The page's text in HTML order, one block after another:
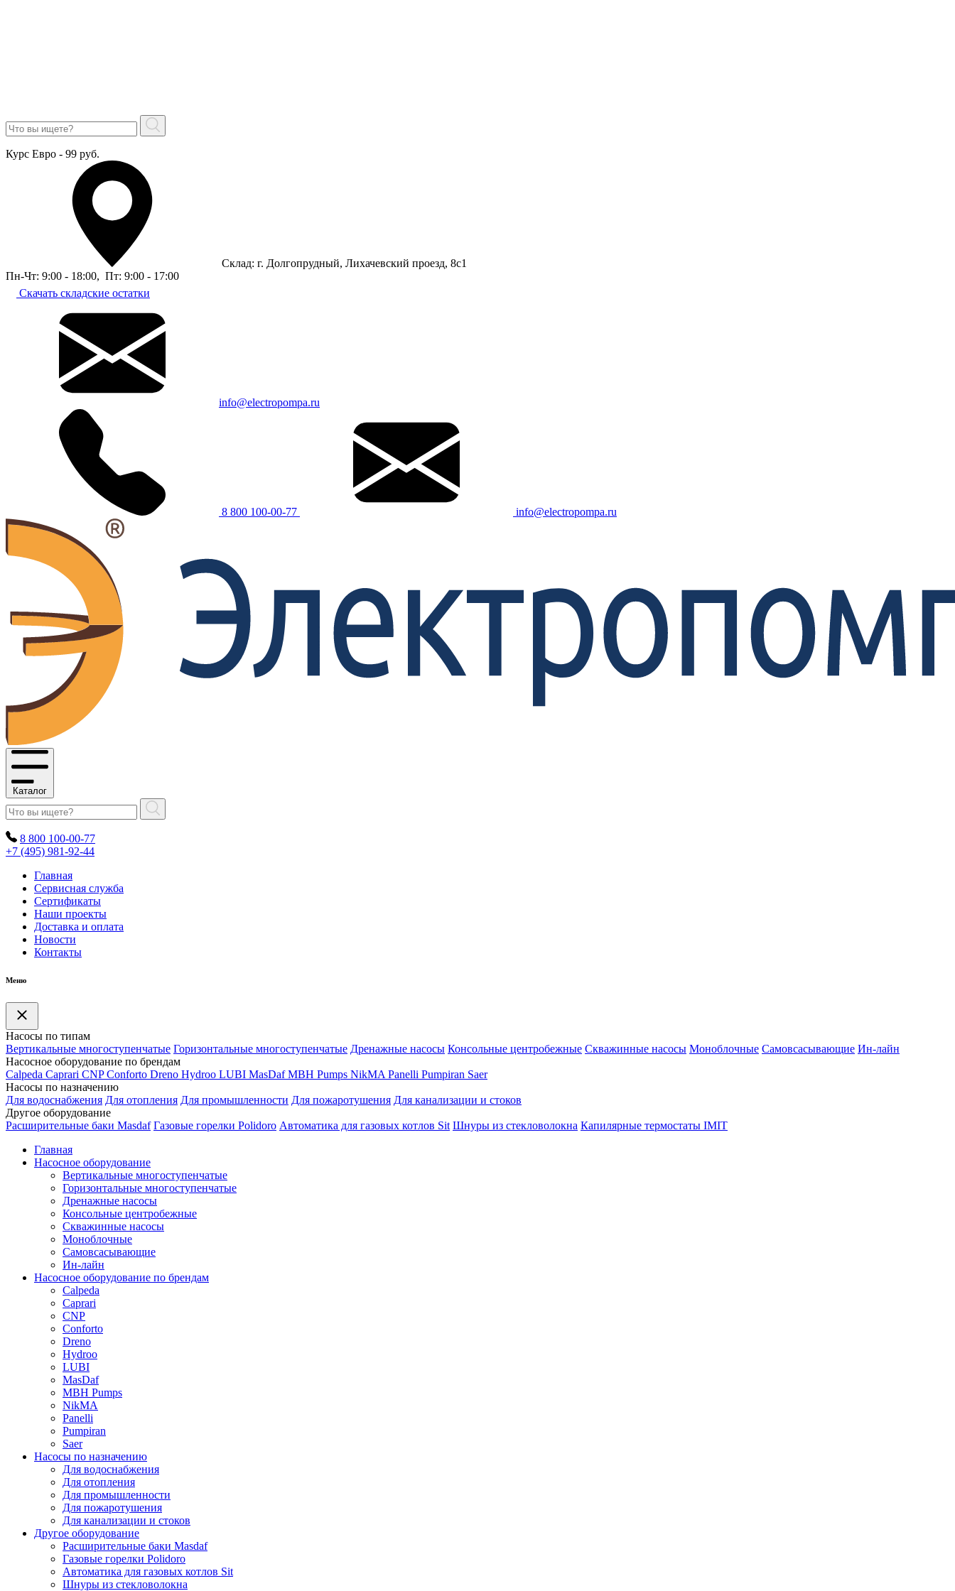
Курс Евро - 99 руб.
Склад: г. Долгопрудный, Лихачевский проезд, 8c1
Пн-Чт: 9:00 - 18:00, Пт: 9:00 - 17:00
Скачать складские остатки
info@electropompa.ru
8 800 100-00-77 info@electropompa.ru
Каталог
8 800 100-00-77
+7 (495) 981-92-44
Главная
Сервисная служба
Сертификаты
Наши проекты
Доставка и оплата
Новости
Контакты
Меню
Насосы по типам
Вертикальные многоступенчатые Горизонтальные многоступенчатые Дренажные насосы Консольные центробежные Скважинные насосы Моноблочные Самовсасывающие Ин-лайн
Насосное оборудование по брендам
Calpeda Caprari CNP Conforto Dreno Hydroo LUBI MasDaf MBH Pumps NikMA Panelli Pumpiran Saer
Насосы по назначению
Для водоснабжения Для отопления Для промышленности Для пожаротушения Для канализации и стоков
Другое оборудование
Расширительные баки Masdaf Газовые горелки Polidoro Автоматика для газовых котлов Sit Шнуры из стекловолокна Капилярные термостаты IMIT
Главная
Насосное оборудование
Вертикальные многоступенчатые
Горизонтальные многоступенчатые
Дренажные насосы
Консольные центробежные
Скважинные насосы
Моноблочные
Самовсасывающие
Ин-лайн
Насосное оборудование по брендам
Calpeda
Caprari
CNP
Conforto
Dreno
Hydroo
LUBI
MasDaf
MBH Pumps
NikMA
Panelli
Pumpiran
Saer
Насосы по назначению
Для водоснабжения
Для отопления
Для промышленности
Для пожаротушения
Для канализации и стоков
Другое оборудование
Расширительные баки Masdaf
Газовые горелки Polidoro
Автоматика для газовых котлов Sit
Шнуры из стекловолокна